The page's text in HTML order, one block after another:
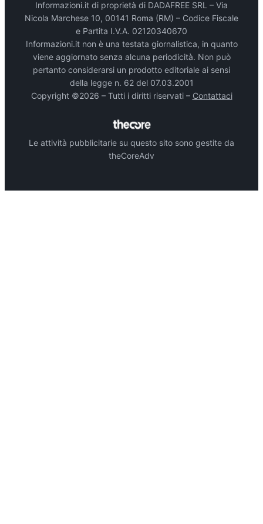
Informazioni.it di proprietà di DADAFREE SRL – Via
Nicola Marchese 10, 00141 Roma (RM) – Codice Fiscale
e Partita I.V.A. 02120340670
Informazioni.it non è una testata giornalistica, in quanto
viene aggiornato senza alcuna periodicità. Non può
pertanto considerarsi un prodotto editoriale ai sensi
della legge n. 62 del 07.03.2001
Copyright ©2026 – Tutti i diritti riservati – Contattaci
Le attività pubblicitarie su questo sito sono gestite da
theCoreAdv